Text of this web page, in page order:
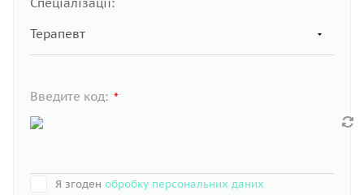
Введите код: *
Я згоден обробку персональних даних